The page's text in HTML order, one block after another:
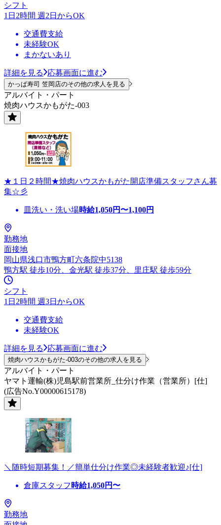
シフト
1日2時間 週2日からOK
交通費支給
未経験OK
まかないあり
詳細を見る 応募画面に進む
かっぱ寿司 笠岡店のその他の求人を見る
アルバイト・パート
焼肉ハウスかもがた-003
★１日２時間★焼肉ハウスかもがた開店準備スタッフさん募
集☆彡
皿洗い・洗い場時給1,050円〜1,100円
勤務地
面接地
岡山県浅口市鴨方町六条院中5138
鴨方駅 徒歩10分、金光駅 徒歩37分、里庄駅 徒歩59分
シフト
1日2時間 週3日からOK
交通費支給
未経験OK
詳細を見る 応募画面に進む
焼肉ハウスかもがた-003のその他の求人を見る
アルバイト・パート
ヤマト運輸(株)児島駅前営業所_仕分け作業（営業所）[仕]
(広告No.Y00000615178)
＼随時短期募集！／簡単仕分け作業◎未経験者歓迎♪[仕]
倉庫スタッフ 時給1,050円〜
勤務地